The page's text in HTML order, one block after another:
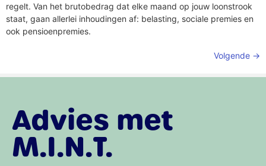
regelt. Van het brutobedrag dat elke maand op jouw loonstrook
staat, gaan allerlei inhoudingen af: belasting, sociale premies en
ook pensioenpremies.
Volgende →
Advies met
M.I.N.T.